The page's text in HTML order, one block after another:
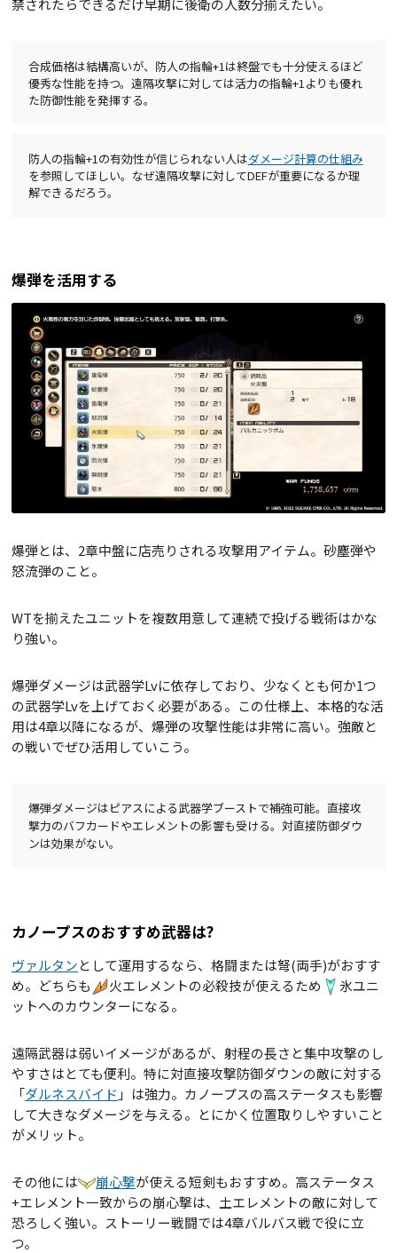
禁されたらできるだけ早期に後衛の人数分揃えたい。
合成価格は結構高いが、防人の指輪+1は終盤でも十分使えるほど
優秀な性能を持つ。遠隔攻撃に対しては活力の指輪+1よりも優れ
た防御性能を発揮する。
防人の指輪+1の有効性が信じられない人はダメージ計算の仕組み
を参照してほしい。なぜ遠隔攻撃に対してDEFが重要になるか理
解できるだろう。
爆弾を活用する
爆弾とは、2章中盤に店売りされる攻撃用アイテム。砂塵弾や
怒流弾のこと。
WTを揃えたユニットを複数用意して連続で投げる戦術はかな
り強い。
爆弾ダメージは武器学Lvに依存しており、少なくとも何か1つ
の武器学Lvを上げておく必要がある。この仕様上、本格的な活
用は4章以降になるが、爆弾の攻撃性能は非常に高い。強敵と
の戦いでぜひ活用していこう。
爆弾ダメージはピアスによる武器学ブーストで補強可能。直接攻
撃力のバフカードやエレメントの影響も受ける。対直接防御ダウ
ンは効果がない。
カノープスのおすすめ武器は?
ヴァルタンとして運用するなら、格闘または弩(両手)がおすす
め。どちらも
火エレメントの必殺技が使えるため
氷ユニ
ットへのカウンターになる。
遠隔武器は弱いイメージがあるが、射程の長さと集中攻撃のし
やすさはとても便利。特に対直接攻撃防御ダウンの敵に対する
「ダルネスバイド 」は強力。カノープスの高ステータスも影響
して大きなダメージを与える。とにかく位置取りしやすいこと
がメリット。
その他には 崩心撃が使える短剣もおすすめ。高ステータス
+エレメント一致からの崩心撃は、土エレメントの敵に対して
恐ろしく強い。ストーリー戦闘では4章バルバス戦で役に立
つ。